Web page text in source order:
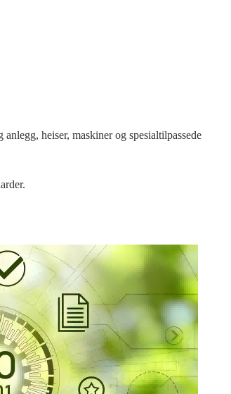
heiser, maskiner og spesialtilpassede